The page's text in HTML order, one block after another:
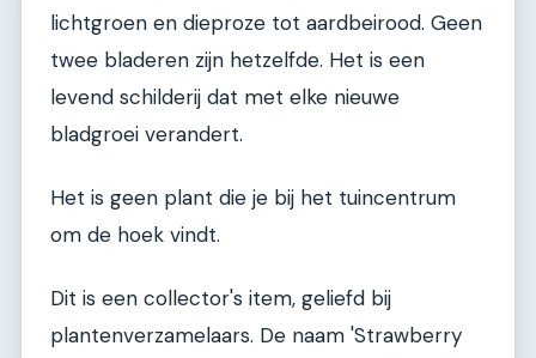
lichtgroen en dieproze tot aardbeirood. Geen
twee bladeren zijn hetzelfde. Het is een
levend schilderij dat met elke nieuwe
bladgroei verandert.
Het is geen plant die je bij het tuincentrum
om de hoek vindt.
Dit is een collector's item, geliefd bij
plantenverzamelaars. De naam 'Strawberry